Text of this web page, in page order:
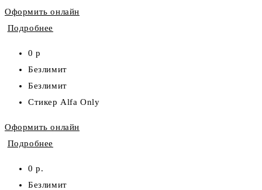
Оформить онлайн
Подробнее
0 р
Безлимит
Безлимит
Стикер Alfa Only
Оформить онлайн
Подробнее
0 р.
Безлимит